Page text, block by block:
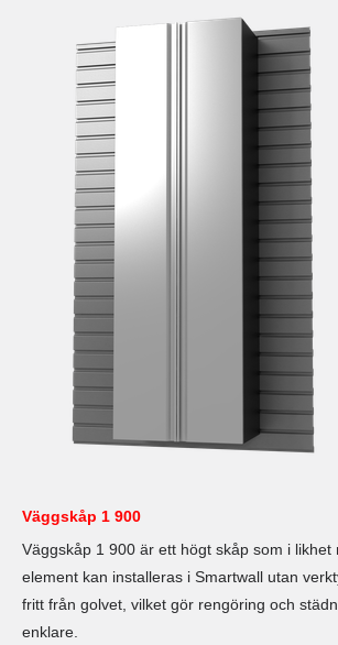
Väggskåp 1 900
Väggskåp 1 900 är ett högt skåp som i likhet
element kan installeras i Smartwall utan
fritt från golvet, vilket gör rengöring och
enklare.